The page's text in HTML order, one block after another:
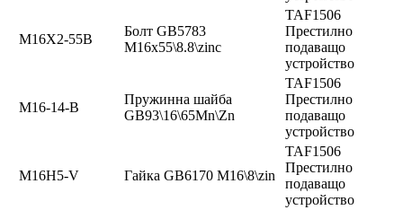
М16Х2-55В
Болт GB5783
M16x55\8.8\zinc
TAF1506
Престилно
подаващо
устройство
М16-14-В
Пружинна шайба
GB93\16\65Mn\Zn
TAF1506
Престилно
подаващо
устройство
M16H5-V Гайка GB6170 M16\8\zin
TAF1506
Престилно
подаващо
устройство